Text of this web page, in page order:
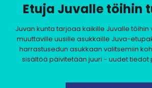
Etuja Juvalle töihin
Juvan kunta tarjoaa kaikille Juvalle töihin
muuttaville uusille asukkaille Juva-
harrastusedun asukkaan valitsemiin
sisältöä päivitetään juuri - uudet tiedot